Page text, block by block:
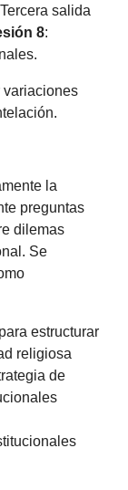
salida
8:
variaciones
la
preguntas
dilemas
Se
para estructurar
religiosa
de